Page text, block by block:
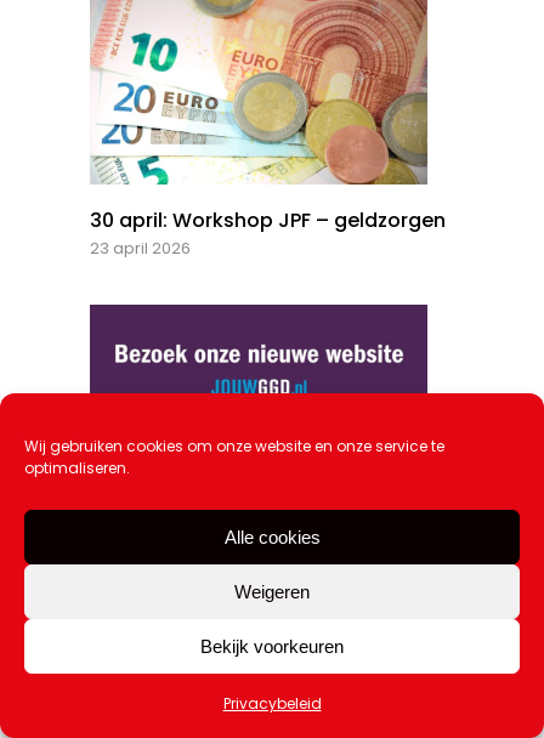
Wij gebruiken cookies om onze website en onze service te
optimaliseren.
Alle cookies
Weigeren
Bekijk voorkeuren
Privacybeleid
30 april: Workshop JPF – geldzorgen
23 april 2026